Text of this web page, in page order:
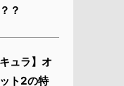
？
ュラ】オ
ト2の特